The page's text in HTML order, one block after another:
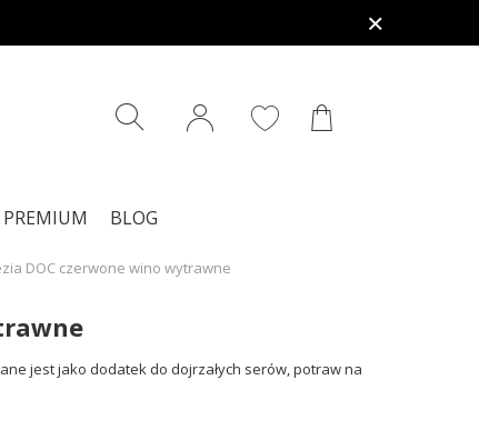
PREMIUM BLOG
DOC czerwone wino wytrawne
jest jako dodatek do dojrzałych serów, potraw na